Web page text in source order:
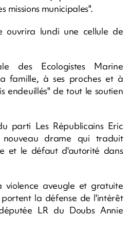
missions municipales".
lundi une cellule de
des Ecologistes Marine
famille, à ses proches et à
endeuillés" de tout le soutien
parti Les Républicains Eric
drame qui traduit
et le défaut d'autorité dans
violence aveugle et gratuite
la défense de l'intérêt
LR du Doubs Annie